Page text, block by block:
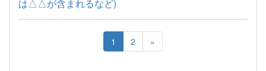
は△△が含まれるなど)
1 2 »